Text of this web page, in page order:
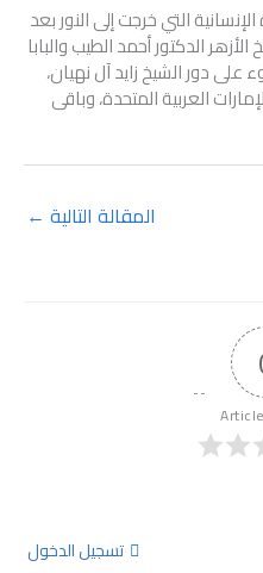
التي خرجت إلى النور بعد
الدكتور أحمد الطيب والبابا
على دور الشيخ زايد آل نهيان،
العربية المتحدة، وباقى
المقالة التالية ←
تسجيل الدخول